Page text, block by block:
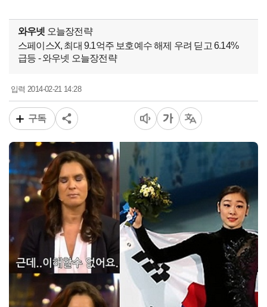
와우넷 오늘장전략
스페이스X, 최대 9.1억주 보호예수 해제 우려 딛고 6.14%
급등 - 와우넷 오늘장전략
입력2014-02-21 14:28
구독